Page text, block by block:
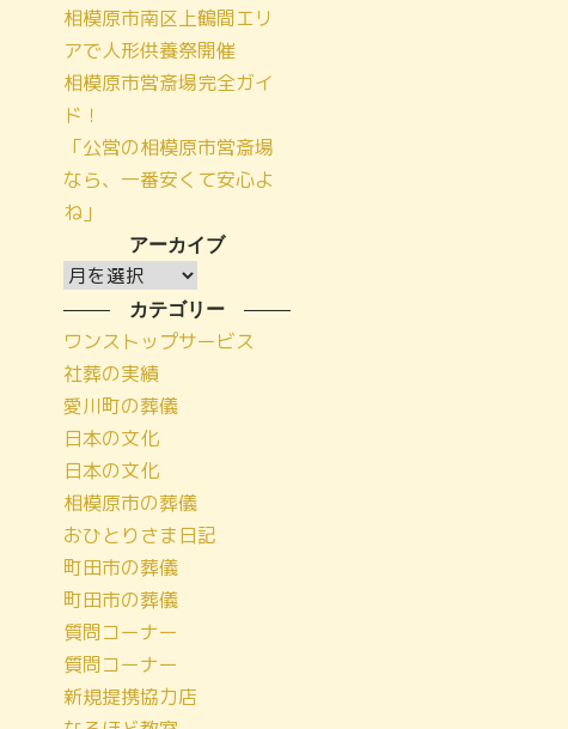
相模原市南区上鶴間エリ
アで人形供養祭開催
相模原市営斎場完全ガイ
ド！
「公営の相模原市営斎場
なら、一番安くて安心よ
ね」
アーカイブ
ア
ー
カ
イ
ブ
カテゴリー
ワンストップサービス
社葬の実績
愛川町の葬儀
日本の文化
日本の文化
相模原市の葬儀
おひとりさま日記
町田市の葬儀
町田市の葬儀
質問コーナー
質問コーナー
新規提携協力店